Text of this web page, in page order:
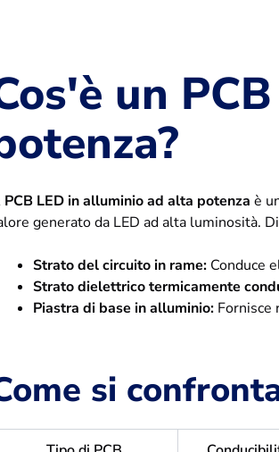
un
PCB LED in alluminio ad alta potenza è
generato da LED ad alta luminosità.
Strato del circuito in rame: Conduce
Strato dielettrico termicamente
Piastra di base in alluminio: Fornisce
si